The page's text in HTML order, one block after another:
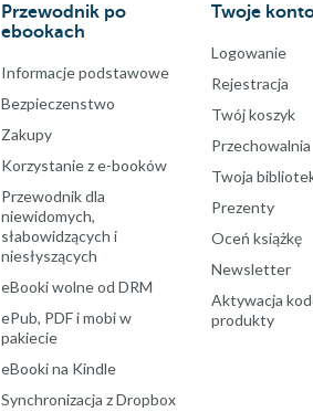
Przewodnik po
ebookach
Informacje podstawowe
Bezpieczenstwo
Zakupy
Korzystanie z e-booków
Przewodnik dla
niewidomych,
słabowidzących i
niesłyszących
eBooki wolne od DRM
ePub, PDF i mobi w
pakiecie
eBooki na Kindle
Synchronizacja z Dropbox
Twoje
Logowanie
Rejestracja
Twój koszyk
Przechowalnia
Twoja
Prezenty
Oceń książkę
Newsletter
Aktywacja
produkty